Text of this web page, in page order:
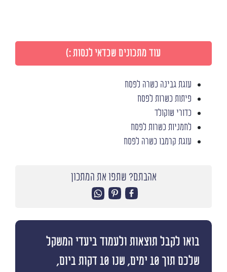
עוד מתכונים שכדאי לנסות :)
עוגת גבינה כשרה לפסח
פיתות כשרות לפסח
כדורי שוקולד
לחמניות כשרות לפסח
עוגת קרמבו כשרה לפסח
אהבתם? שתפו את המתכון
בואו לקבל תוצאות ולעמוד ביעדי המשקל
שלכם תוך 10 ימים, שנו 10 דקות ביום,